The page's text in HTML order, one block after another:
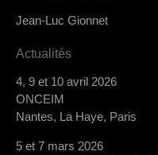
Jean-Luc Gionnet
Actualités
4, 9 et 10 avril 2026
ONCEIM
Nantes, La Haye, Paris
5 et 7 mars 2026